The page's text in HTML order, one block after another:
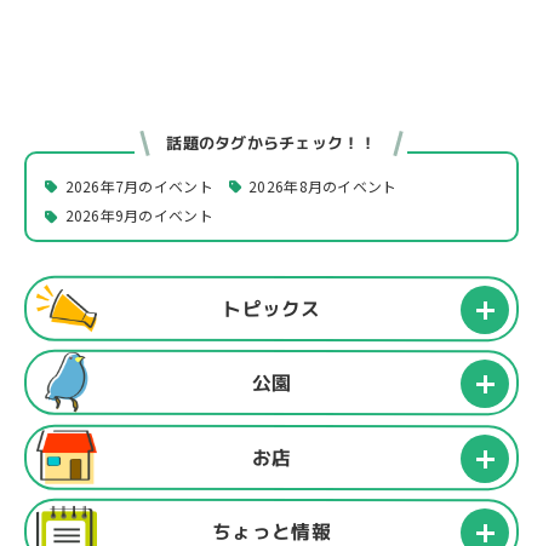
話題のタグからチェック！！
2026年7月のイベント
2026年8月のイベント
2026年9月のイベント
トピックス
公園
お店
ちょっと情報